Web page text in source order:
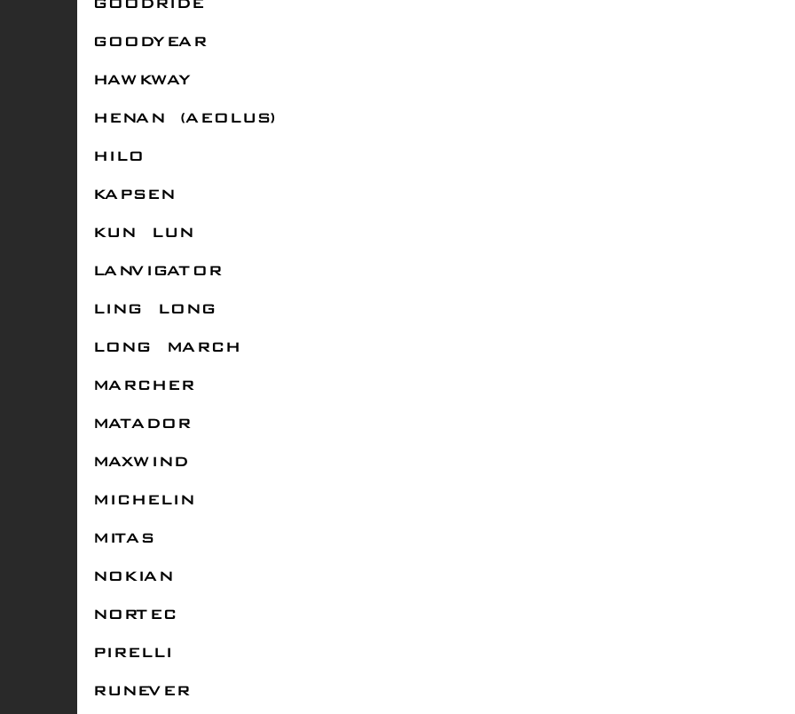
GOODRIDE
GOODYEAR
HAWKWAY
HENAN (AEOLUS)
HILO
KAPSEN
KUN LUN
LANVIGATOR
LING LONG
LONG MARCH
MARCHER
MATADOR
MAXWIND
MICHELIN
MITAS
NOKIAN
NORTEC
PIRELLI
RUNEVER